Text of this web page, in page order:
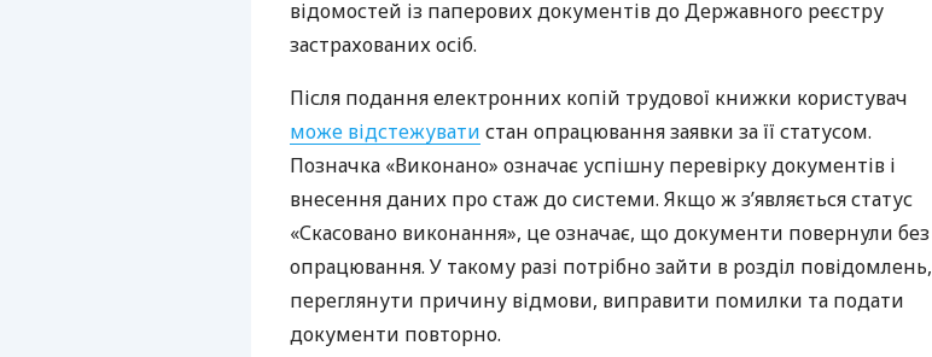
відомостей із паперових документів до Державного реєстру
застрахованих осіб.
Після подання електронних копій трудової книжки користувач
може відстежувати стан опрацювання заявки за її статусом.
Позначка «Виконано» означає успішну перевірку документів і
внесення даних про стаж до системи. Якщо ж з’являється статус
«Скасовано виконання», це означає, що документи повернули без
опрацювання. У такому разі потрібно зайти в розділ повідомлень,
переглянути причину відмови, виправити помилки та подати
документи повторно.